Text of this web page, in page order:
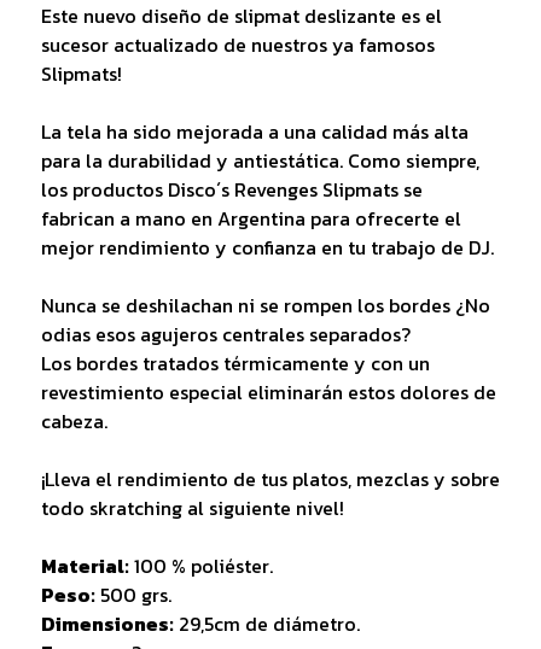
Este nuevo diseño de slipmat deslizante es el
sucesor actualizado de nuestros ya famosos
Slipmats!
La tela ha sido mejorada a una calidad más alta
para la durabilidad y antiestática. Como siempre,
los productos Disco´s Revenges Slipmats se
fabrican a mano en Argentina para ofrecerte el
mejor rendimiento y confianza en tu trabajo de DJ.
Nunca se deshilachan ni se rompen los bordes ¿No
odias esos agujeros centrales separados?
Los bordes tratados térmicamente y con un
revestimiento especial eliminarán estos dolores de
cabeza.
¡Lleva el rendimiento de tus platos, mezclas y sobre
todo skratching al siguiente nivel!
Material:100 % poliéster.
Peso:500 grs.
Dimensiones:29,5cm de diámetro.